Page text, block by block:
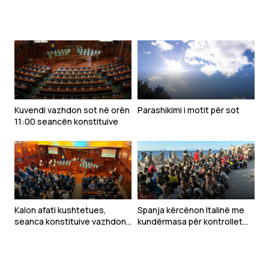
Kuvendi vazhdon sot në orën
11:00 seancën konstituive
Parashikimi i motit për sot
Kalon afati kushtetues,
seanca konstituive vazhdon
Spanja kërcënon Italinë me
kundërmasa për kontrollet